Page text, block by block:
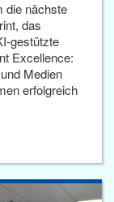
die nächste
das
gestützte
Excellence:
Medien
erfolgreich